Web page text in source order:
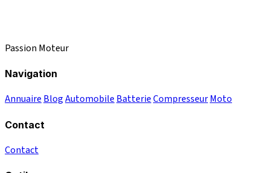
Passion Moteur
Navigation
Annuaire BlogAutomobile BatterieCompresseurMoto
Contact
Contact